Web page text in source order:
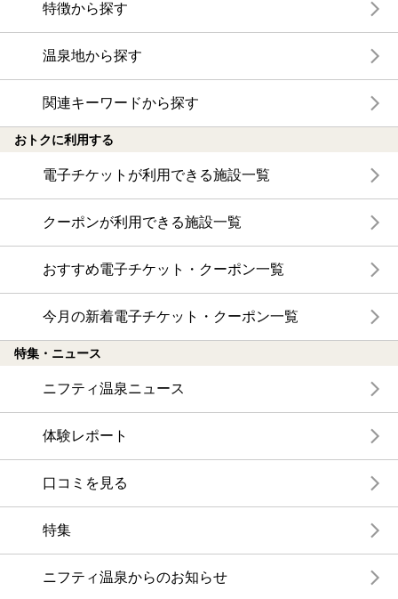
特徴から探す
温泉地から探す
関連キーワードから探す
おトクに利用する
電子チケットが利用できる施設一覧
クーポンが利用できる施設一覧
おすすめ電子チケット・クーポン一覧
今月の新着電子チケット・クーポン一覧
特集・ニュース
ニフティ温泉ニュース
体験レポート
口コミを見る
特集
ニフティ温泉からのお知らせ